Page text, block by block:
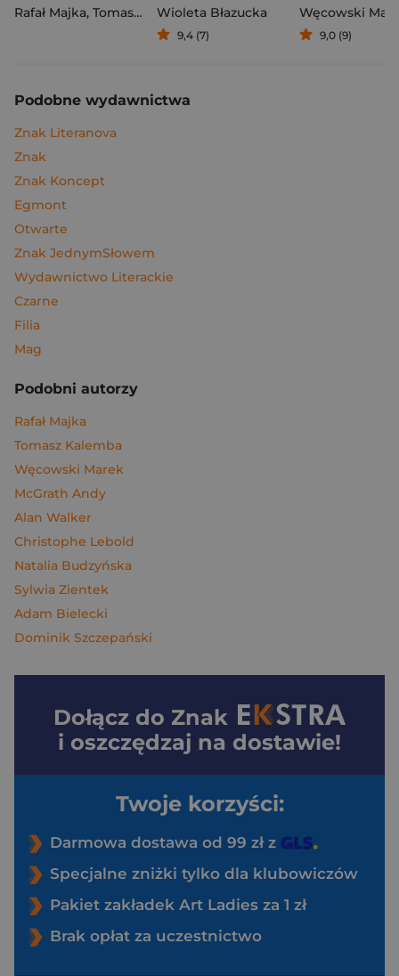
Rafał Majka, Tomasz Kalemba
Wioleta Błazucka
9,4 (7)
Węcowski
9,0 (9)
Podobne wydawnictwa
Znak Literanova
Znak
Znak Koncept
Egmont
Otwarte
Znak JednymSłowem
Wydawnictwo Literackie
Czarne
Filia
Mag
Podobni autorzy
Rafał Majka
Tomasz Kalemba
Węcowski Marek
McGrath Andy
Alan Walker
Christophe Lebold
Natalia Budzyńska
Sylwia Zientek
Adam Bielecki
Dominik Szczepański
Dołącz do Znak
i oszczędzaj na dostawie!
Twoje korzyści:
Darmowa dostawa od 99 zł z
Specjalne zniżki tylko dla klubowiczów
Pakiet zakładek Art Ladies za 1 zł
Brak opłat za uczestnictwo